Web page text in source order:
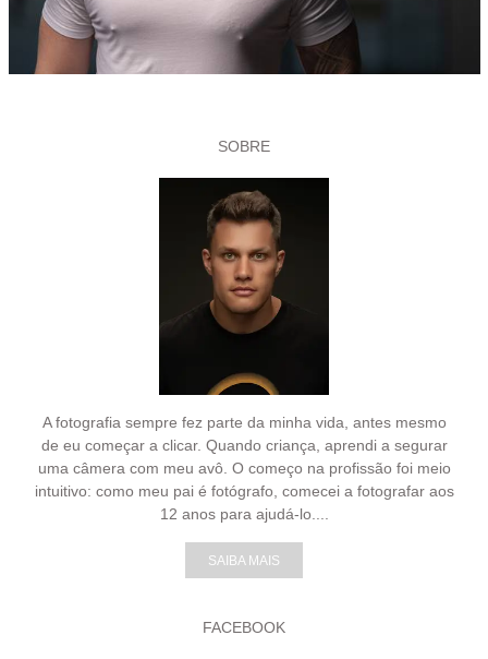
SOBRE
A fotografia sempre fez parte da minha vida, antes mesmo
de eu começar a clicar. Quando criança, aprendi a segurar
uma câmera com meu avô. O começo na profissão foi meio
intuitivo: como meu pai é fotógrafo, comecei a fotografar aos
12 anos para ajudá-lo....
SAIBA MAIS
FACEBOOK